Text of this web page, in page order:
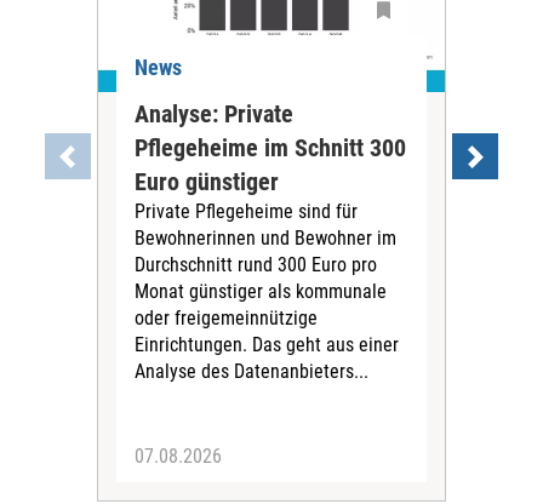
News
Analyse: Private
Pflegeheime im Schnitt 300
Euro günstiger
Private Pflegeheime sind für
Bewohnerinnen und Bewohner im
Durchschnitt rund 300 Euro pro
Monat günstiger als kommunale
oder freigemeinnützige
Einrichtungen. Das geht aus einer
Analyse des Datenanbieters...
07.08.2026